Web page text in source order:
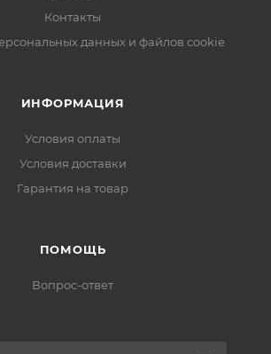
Контакты
данных и файлов cookie
ИНФОРМАЦИЯ
Условия оплаты
Условия доставки
Гарантия на товар
ПОМОЩЬ
Вопрос-ответ